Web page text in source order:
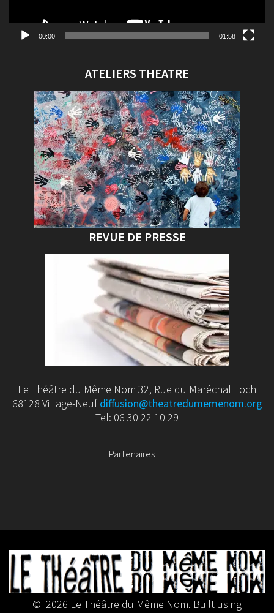
00:00 01:58
ATELIERS THEATRE
REVUE DE PRESSE
Le Théâtre du Même Nom 32, Rue du Maréchal Foch
68128 Village-Neufdiffusion@theatredumemenom.org
Tel: 06 30 22 10 29
Partenaires
© 2026 Le Théâtre du Même Nom. Built using